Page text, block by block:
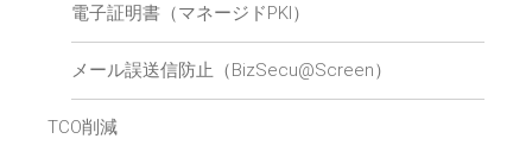
電子証明書（マネージドPKI）
メール誤送信防止（BizSecu@Screen）
TCO削減